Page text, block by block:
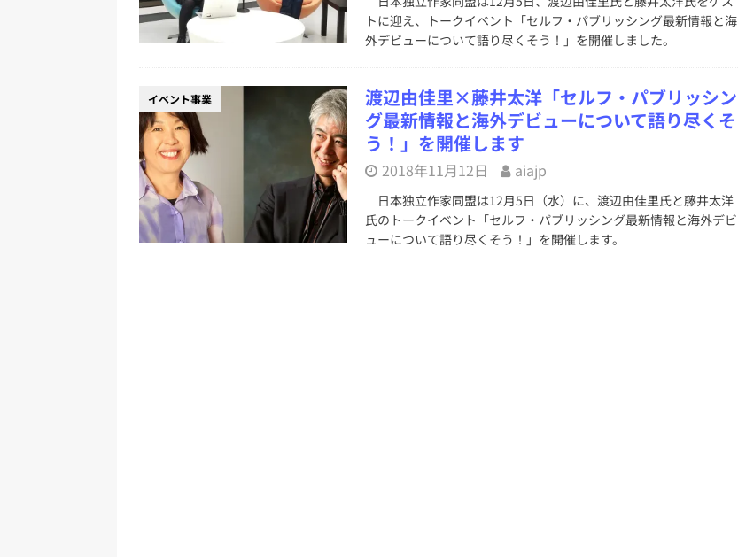
トに迎え、トークイベント「セルフ・パブリッシング最新情報と海
外デビューについて語り尽くそう！」を開催しました。
イベント事業
渡辺由佳里×藤井太洋「セルフ・パブリッシン
グ最新情報と海外デビューについて語り尽くそ
う！」を開催します
2018年11月12日 aiajp
日本独立作家同盟は12月5日（水）に、渡辺由佳里氏と藤井太洋
氏のトークイベント「セルフ・パブリッシング最新情報と海外デビ
ューについて語り尽くそう！」を開催します。